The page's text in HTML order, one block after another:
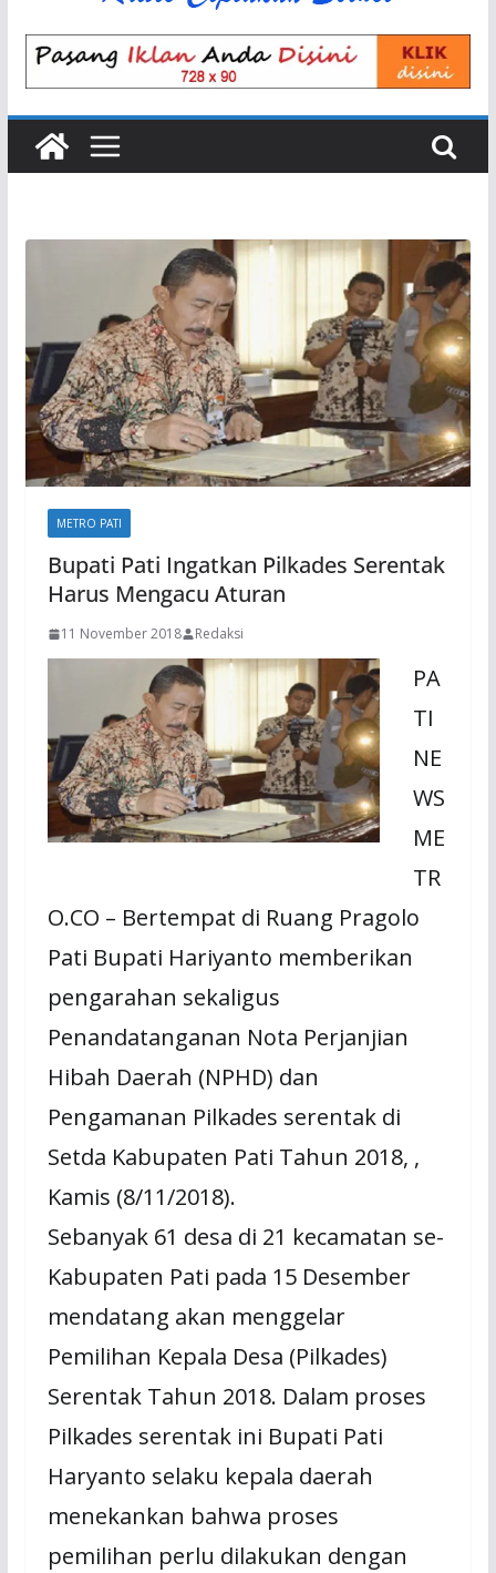
METRO PATI
Bupati Pati Ingatkan Pilkades Serentak
Harus Mengacu Aturan
11 November 2018 Redaksi
PA
TI
NE
WS
ME
TR
O.CO – Bertempat di Ruang Pragolo
Pati Bupati Hariyanto memberikan
pengarahan sekaligus
Penandatanganan Nota Perjanjian
Hibah Daerah (NPHD) dan
Pengamanan Pilkades serentak di
Setda Kabupaten Pati Tahun 2018, ,
Kamis (8/11/2018).
Sebanyak 61 desa di 21 kecamatan se-
Kabupaten Pati pada 15 Desember
mendatang akan menggelar
Pemilihan Kepala Desa (Pilkades)
Serentak Tahun 2018. Dalam proses
Pilkades serentak ini Bupati Pati
Haryanto selaku kepala daerah
menekankan bahwa proses
pemilihan perlu dilakukan dengan